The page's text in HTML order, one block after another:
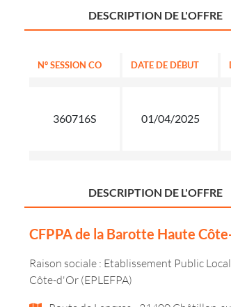
DESCRIPTION DE L'OFFRE
N° SESSION CO DATE DE DÉBUT
360716S 01/04/2025
DESCRIPTION DE L'OFFRE
CFPPA de la Barotte Haute
Raison sociale : Etablissement Public
Côte-d'Or (EPLEFPA)